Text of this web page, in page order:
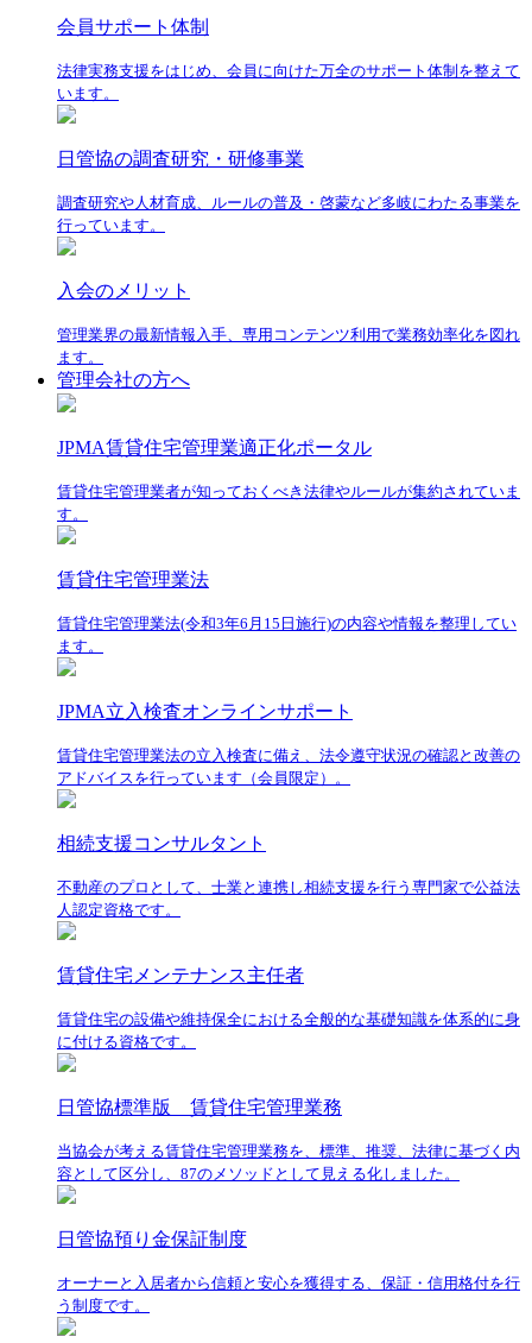
会員サポート体制
法律実務支援をはじめ、会員に向けた万全のサポート体制を整えて
います。
日管協の調査研究・研修事業
調査研究や人材育成、ルールの普及・啓蒙など多岐にわたる事業を
行っています。
入会のメリット
管理業界の最新情報入手、専用コンテンツ利用で業務効率化を図れ
ます。
管理会社の方へ
JPMA賃貸住宅管理業適正化ポータル
賃貸住宅管理業者が知っておくべき法律やルールが集約されていま
す。
賃貸住宅管理業法
賃貸住宅管理業法(令和3年6月15日施行)の内容や情報を整理してい
ます。
JPMA立入検査オンラインサポート
賃貸住宅管理業法の立入検査に備え、法令遵守状況の確認と改善の
アドバイスを行っています（会員限定）。
相続支援コンサルタント
不動産のプロとして、士業と連携し相続支援を行う専門家で公益法
人認定資格です。
賃貸住宅メンテナンス主任者
賃貸住宅の設備や維持保全における全般的な基礎知識を体系的に身
に付ける資格です。
日管協標準版 賃貸住宅管理業務
当協会が考える賃貸住宅管理業務を、標準、推奨、法律に基づく内
容として区分し、87のメソッドとして見える化しました。
日管協預り金保証制度
オーナーと入居者から信頼と安心を獲得する、保証・信用格付を行
う制度です。